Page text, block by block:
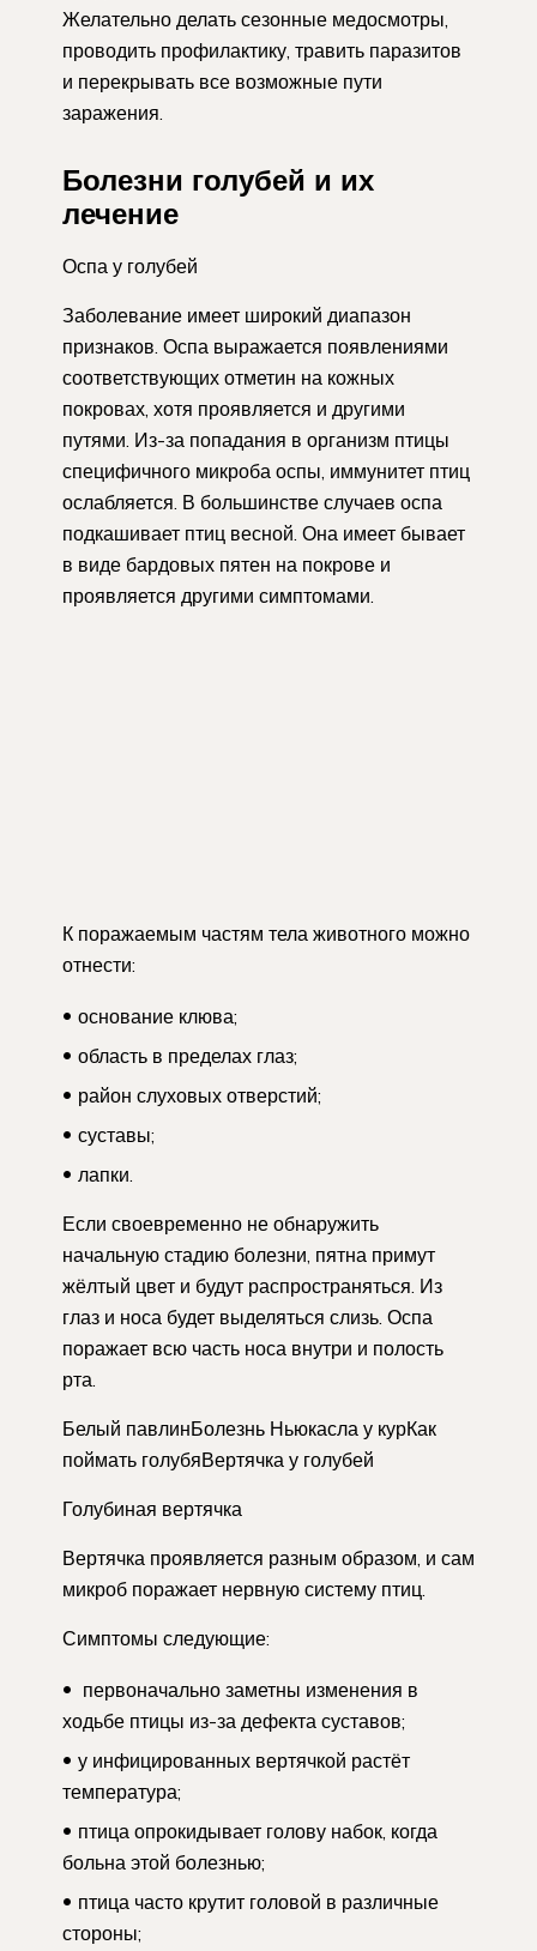
Желательно делать сезонные медосмотры,
проводить профилактику, травить паразитов
и перекрывать все возможные пути
заражения.
Болезни голубей и их
лечение
Оспа у голубей
Заболевание имеет широкий диапазон
признаков. Оспа выражается появлениями
соответствующих отметин на кожных
покровах, хотя проявляется и другими
путями. Из-за попадания в организм птицы
специфичного микроба оспы, иммунитет птиц
ослабляется. В большинстве случаев оспа
подкашивает птиц весной. Она имеет бывает
в виде бардовых пятен на покрове и
проявляется другими симптомами.
К поражаемым частям тела животного можно
отнести:
основание клюва;
область в пределах глаз;
район слуховых отверстий;
суставы;
лапки.
Если своевременно не обнаружить
начальную стадию болезни, пятна примут
жёлтый цвет и будут распространяться. Из
глаз и носа будет выделяться слизь. Оспа
поражает всю часть носа внутри и полость
рта.
Белый павлинБолезнь Ньюкасла у курКак
поймать голубяВертячка у голубей
Голубиная вертячка
Вертячка проявляется разным образом, и сам
микроб поражает нервную систему птиц.
Симптомы следующие:
первоначально заметны изменения в
ходьбе птицы из-за дефекта суставов;
у инфицированных вертячкой растёт
температура;
птица опрокидывает голову набок, когда
больна этой болезнью;
птица часто крутит головой в различные
стороны;